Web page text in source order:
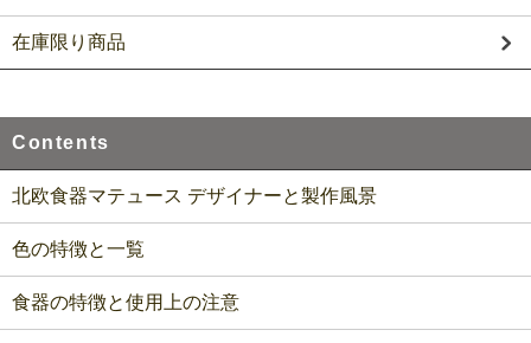
在庫限り商品
Contents
北欧食器マテュース デザイナーと製作風景
色の特徴と一覧
食器の特徴と使用上の注意